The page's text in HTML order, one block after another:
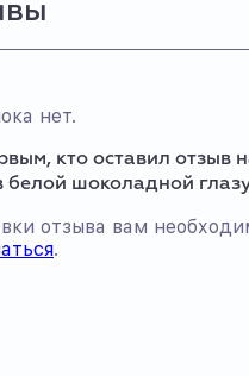
нет.
кто оставил отзыв
белой шоколадной
отзыва вам
.